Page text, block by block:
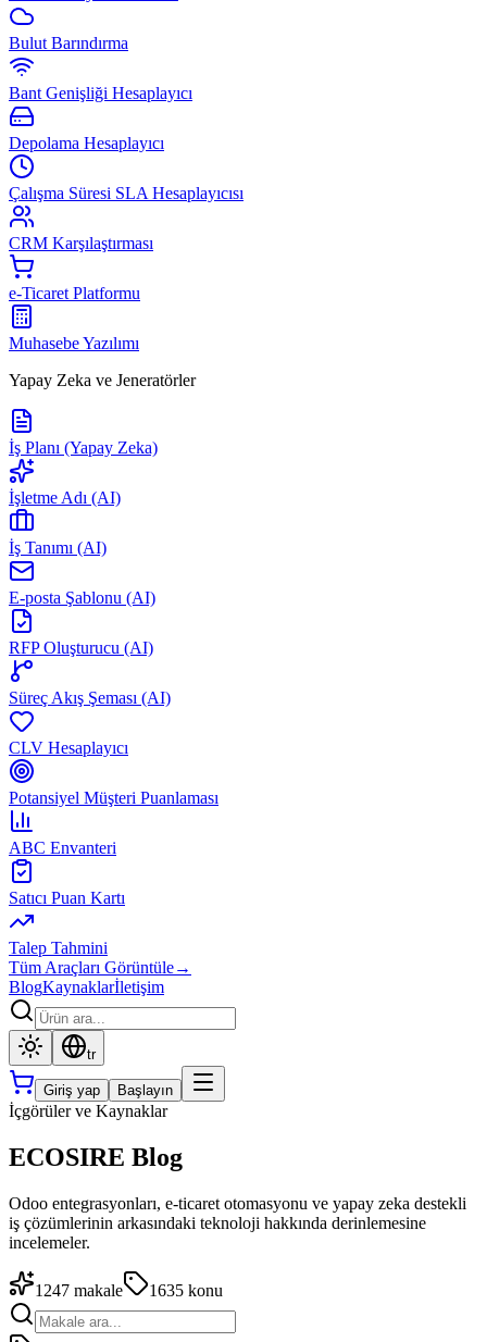
Bulut Barındırma
Bant Genişliği Hesaplayıcı
Depolama Hesaplayıcı
Çalışma Süresi SLA Hesaplayıcısı
CRM Karşılaştırması
e-Ticaret Platformu
Muhasebe Yazılımı
Yapay Zeka ve Jeneratörler
İş Planı (Yapay Zeka)
İşletme Adı (AI)
İş Tanımı (AI)
E-posta Şablonu (AI)
RFP Oluşturucu (AI)
Süreç Akış Şeması (AI)
CLV Hesaplayıcı
Potansiyel Müşteri Puanlaması
ABC Envanteri
Satıcı Puan Kartı
Talep Tahmini
Tüm Araçları Görüntüle→
BlogKaynaklarİletişim
tr
Giriş yap Başlayın
İçgörüler ve Kaynaklar
ECOSIRE Blog
Odoo entegrasyonları, e-ticaret otomasyonu ve yapay zeka destekli
iş çözümlerinin arkasındaki teknoloji hakkında derinlemesine
incelemeler.
1247 makale 1635 konu